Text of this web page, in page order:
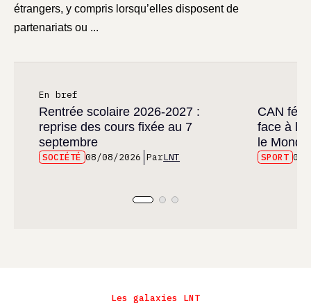
étrangers, y compris lorsqu’elles disposent de
partenariats ou ...
En bref
Rentrée scolaire 2026-2027 :
reprise des cours fixée au 7
septembre
SOCIÉTÉ 08/08/2026 ParLNT
CAN
face à
le
SPORT 08/
Les galaxies LNT